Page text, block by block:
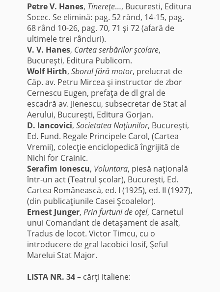
Petre V. Hanes, Tinereţe…, Bucuresti, Editura
Socec. Se elimină: pag. 52 rând, 14-15, pag.
68 rând 10-26, pag. 70, 71 şi 72 (afară de
ultimele trei rânduri).
V. V. Hanes, Cartea serbărilor şcolare,
Bucureşti, Editura Publicom.
Wolf Hirth, Sborul fără motor, prelucrat de
Căp. av. Petru Mircea şi instructor de zbor
Cernescu Eugen, prefaţa de dl gral de
escadră av. Jienescu, subsecretar de Stat al
Aerului, Bucureşti, Editura Gorjan.
D. Iancovici, Societatea Naţiunilor, Bucureşti,
Ed. Fund. Regale Principele Carol, (Cartea
Vremii), colecţie enciclopedică îngrijită de
Nichi for Crainic.
Serafim Ionescu, Voluntara, piesă naţională
într-un act (Teatrul şcolar), Bucureşti, Ed.
Cartea Românească, ed. I (1925), ed. II (1927),
(din publicaţiunile Casei Şcoalelor).
Ernest Junger, Prin furtuni de oţel, Carnetul
unui Comandant de detaşament de asalt,
Tradus de locot. Victor Timcu, cu o
introducere de gral Iacobici Iosif, Şeful
Marelui Stat Major.
LISTA NR. 34– cărţi italiene: